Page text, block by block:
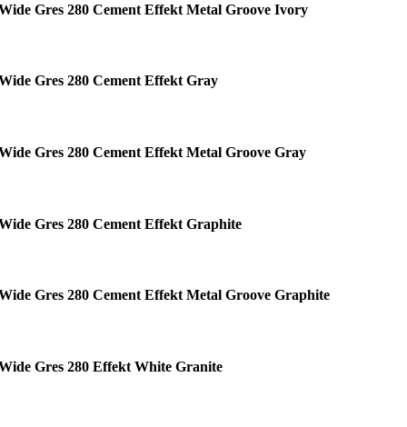
Gres 280 Cement Effekt Metal Groove Ivory
Gres 280 Cement Effekt Gray
Gres 280 Cement Effekt Metal Groove Gray
Gres 280 Cement Effekt Graphite
Gres 280 Cement Effekt Metal Groove Graphite
Gres 280 Effekt White Granite